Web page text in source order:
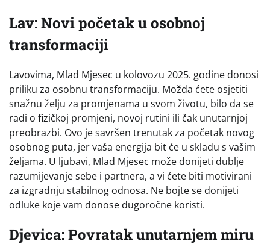
Lav: Novi početak u osobnoj
transformaciji
Lavovima, Mlad Mjesec u kolovozu 2025. godine donosi
priliku za osobnu transformaciju. Možda ćete osjetiti
snažnu želju za promjenama u svom životu, bilo da se
radi o fizičkoj promjeni, novoj rutini ili čak unutarnjoj
preobrazbi. Ovo je savršen trenutak za početak novog
osobnog puta, jer vaša energija bit će u skladu s vašim
željama. U ljubavi, Mlad Mjesec može donijeti dublje
razumijevanje sebe i partnera, a vi ćete biti motivirani
za izgradnju stabilnog odnosa. Ne bojte se donijeti
odluke koje vam donose dugoročne koristi.
Djevica: Povratak unutarnjem miru